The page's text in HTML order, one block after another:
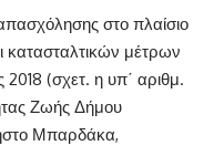
στο πλαίσιο
μέτρων
(σχετ. η υπ΄ αριθμ.
Ζωής Δήμου
Μπαρδάκα,